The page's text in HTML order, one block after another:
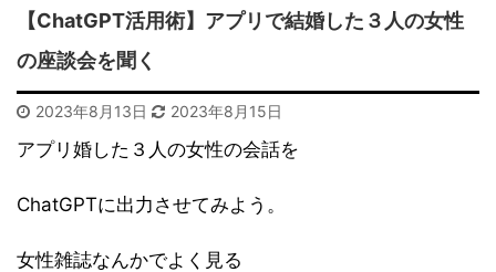
【ChatGPT活用術】アプリで結婚した３人の女性
の座談会を聞く
2023年8月13日 2023年8月15日
アプリ婚した３人の女性の会話を
ChatGPTに出力させてみよう。
女性雑誌なんかでよく見る